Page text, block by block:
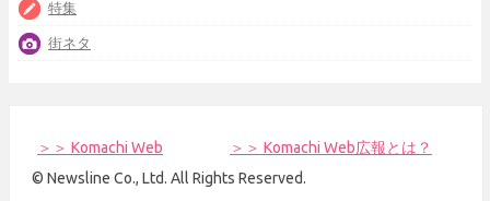
特集
街ネタ
＞＞ Komachi Web
＞＞ Komachi Web広報とは？
© Newsline Co., Ltd. All Rights Reserved.